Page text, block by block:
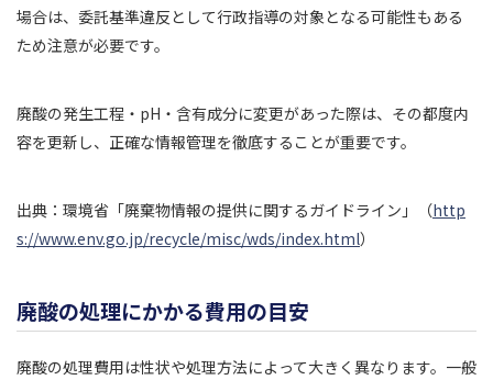
場合は、委託基準違反として行政指導の対象となる可能性もある
ため注意が必要です。
廃酸の発生工程・pH・含有成分に変更があった際は、その都度内
容を更新し、正確な情報管理を徹底することが重要です。
出典：環境省「廃棄物情報の提供に関するガイドライン」（http
s://www.env.go.jp/recycle/misc/wds/index.html）
廃酸の処理にかかる費用の目安
廃酸の処理費用は性状や処理方法によって大きく異なります。一般